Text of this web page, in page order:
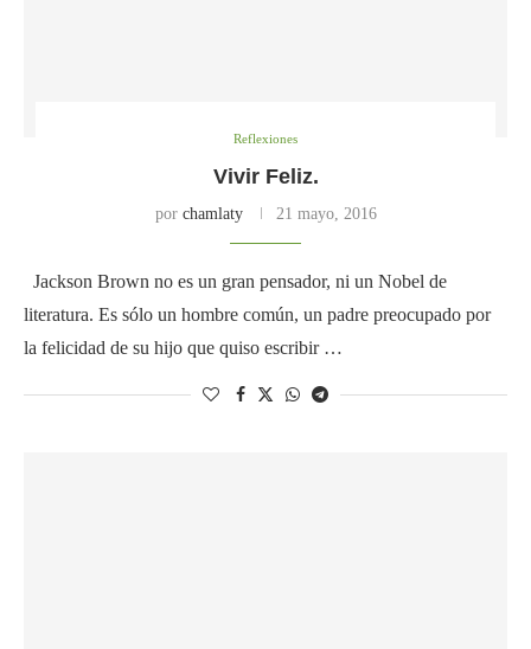
Reflexiones
Vivir Feliz.
por chamlaty 21 mayo, 2016
Jackson Brown no es un gran pensador, ni un Nobel de
literatura. Es sólo un hombre común, un padre preocupado por
la felicidad de su hijo que quiso escribir …